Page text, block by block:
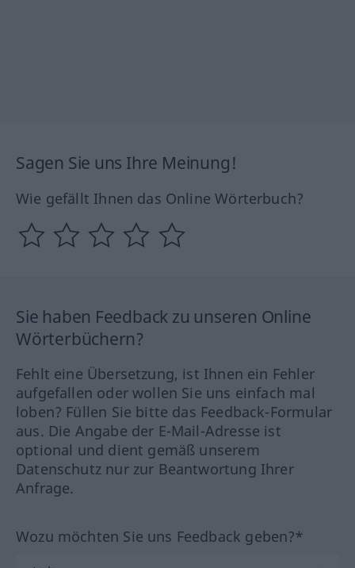
Sagen Sie uns Ihre Meinung!
Wie gefällt Ihnen das Online Wörterbuch?
Sie haben Feedback zu unseren Online
Wörterbüchern?
Fehlt eine Übersetzung, ist Ihnen ein Fehler
aufgefallen oder wollen Sie uns einfach mal
loben? Füllen Sie bitte das Feedback-Formular
aus. Die Angabe der E-Mail-Adresse ist
optional und dient gemäß unserem
Datenschutz nur zur Beantwortung Ihrer
Anfrage.
Wozu möchten Sie uns Feedback geben?*